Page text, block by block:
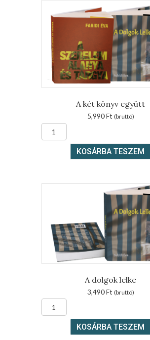
A két könyv együtt
5,990Ft (bruttó)
könyv
együtt
mennyiség
KOSÁRBA TESZEM
A dolgok lelke
3,490Ft (bruttó)
lelke
mennyiség
KOSÁRBA TESZEM